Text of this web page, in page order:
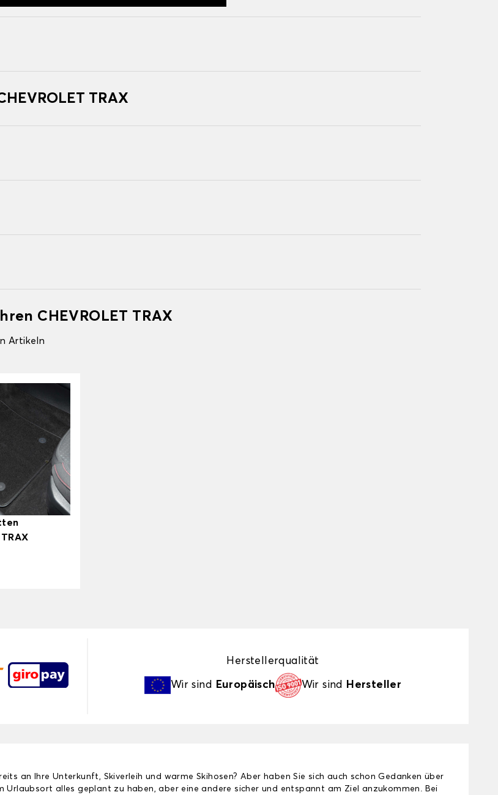
TRAX
CHEVROLET TRAX
Artikeln
Herstellerqualität
Wir sind Europäisch Wir sind Hersteller
an Ihre Unterkunft, Skiverleih und warme Skihosen? Aber haben Sie sich auch schon Gedanken über
Urlaubsort alles geplant zu haben, aber eine andere sicher und entspannt am Ziel anzukommen. Bei